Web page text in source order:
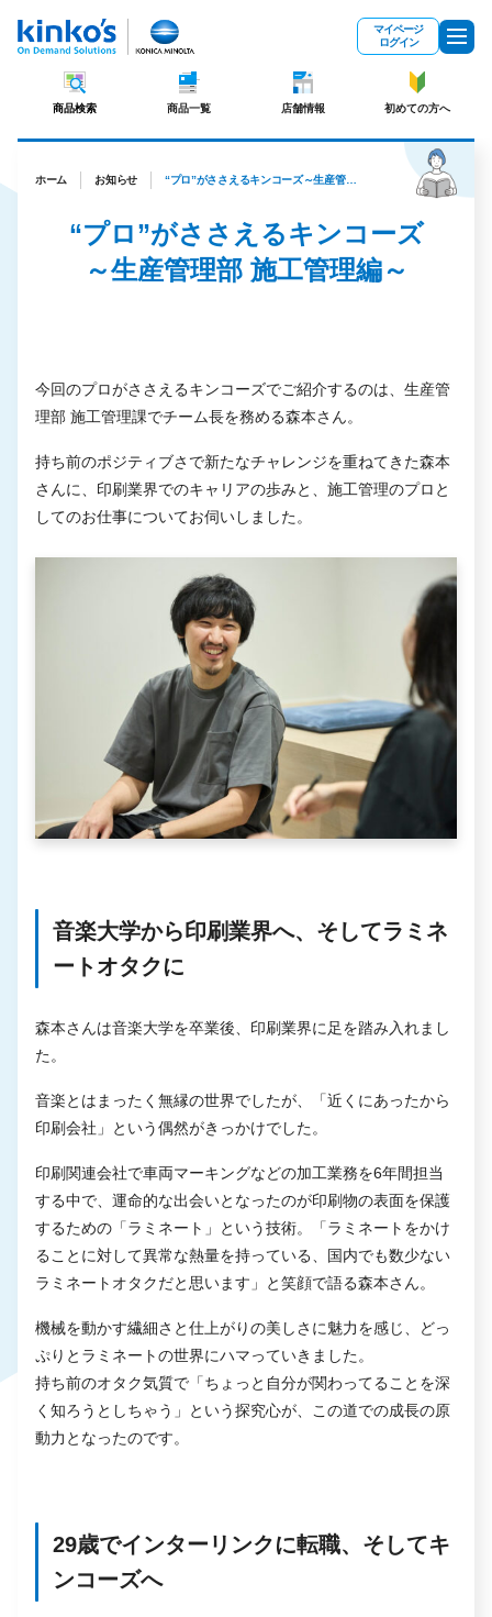
マイページ
ログイン
商品検索 商品一覧 店舗情報 初めての方へ
ホーム お知らせ “プロ”がささえるキンコーズ～生産管理部 施工管理編～
“プロ”がささえるキンコーズ
～生産管理部 施工管理編～
今回のプロがささえるキンコーズでご紹介するのは、生産管
理部 施工管理課でチーム長を務める森本さん。
持ち前のポジティブさで新たなチャレンジを重ねてきた森本
さんに、印刷業界でのキャリアの歩みと、施工管理のプロと
してのお仕事についてお伺いしました。
音楽大学から印刷業界へ、そしてラミネ
ートオタクに
森本さんは音楽大学を卒業後、印刷業界に足を踏み入れまし
た。
音楽とはまったく無縁の世界でしたが、「近くにあったから
印刷会社」という偶然がきっかけでした。
印刷関連会社で車両マーキングなどの加工業務を6年間担当
する中で、運命的な出会いとなったのが印刷物の表面を保護
するための「ラミネート」という技術。「ラミネートをかけ
ることに対して異常な熱量を持っている、国内でも数少ない
ラミネートオタクだと思います」と笑顔で語る森本さん。
機械を動かす繊細さと仕上がりの美しさに魅力を感じ、どっ
ぷりとラミネートの世界にハマっていきました。
持ち前のオタク気質で「ちょっと自分が関わってることを深
く知ろうとしちゃう」という探究心が、この道での成長の原
動力となったのです。
29歳でインターリンクに転職、そしてキ
ンコーズへ